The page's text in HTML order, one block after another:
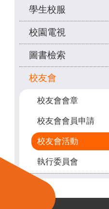
學生校服
校園電視
圖書檢索
校友會
校友會會章
校友會會員申請
校友會活動
執行委員會